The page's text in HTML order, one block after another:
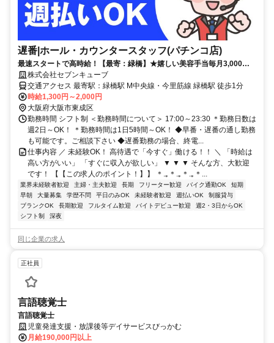
遅番|ホール・カウンタースタッフ(パチンコ店)
最速スタートで高時給！【最寄：緑橋】★嬉しい美容手当毎月3,000円
★髪型・ネイル自由でオシャレしながら働ける♪日払い即日対応！
株式会社セブンキューブ
交通アクセス 最寄駅：緑橋駅 M中央線・今里筋線 緑橋駅 徒歩1分
時給1,300円～2,000円
大阪府大阪市東成区
勤務時間 シフト制 ＜勤務時間について＞ 17:00～23:30 ＊勤務日数は
週2日～OK！ ＊勤務時間は1日5時間～OK！ ◆早番・遅番の通し勤務
も可能です。ご相談下さい ◆遅番勤務の場合、終電...
仕事内容 ／ 未経験OK！ 高待遇で「今すぐ」働ける！！ ＼ 「時給は
高い方がいい」 「すぐに収入が欲しい」 ▼ ▼ ▼ そんな方、大歓迎
です！ 【【この求人のポイント！】】 ＊.｡＊.｡＊.｡＊...
業界未経験者歓迎 主婦・主夫歓迎 長期 フリーター歓迎 バイク通勤OK
短期
早朝
大量募集 学歴不問 平日のみOK 未経験者歓迎 週払いOK
制服貸与
ブランクOK
長期歓迎 フルタイム歓迎 バイトデビュー歓迎
週2・3日からOK
シフト制
深夜
同じ企業の求人
正社員
言語聴覚士
言語聴覚士
児童発達支援・放課後等デイサービスびっかむ
月給190,000円以上